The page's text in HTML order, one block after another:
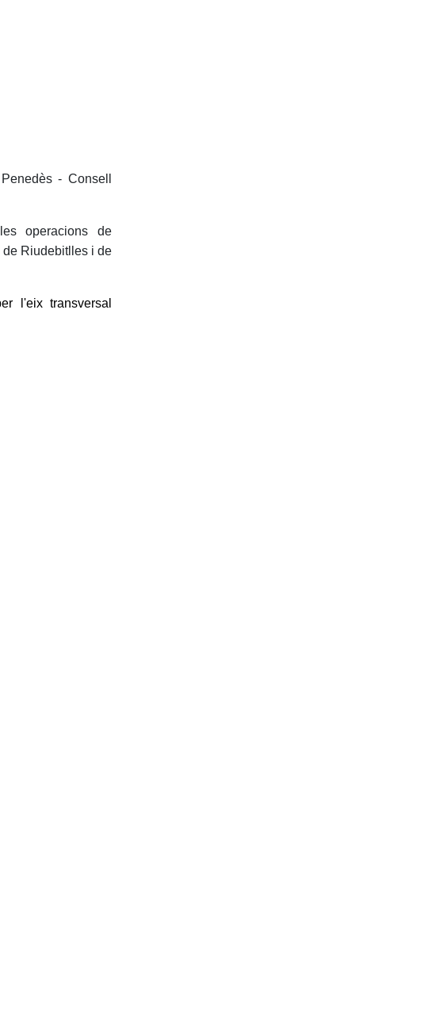
- Consell
operacions de
Riudebitlles i de
l'eix transversal